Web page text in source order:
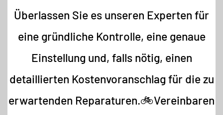
Überlassen Sie es unseren Experten für
eine gründliche Kontrolle, eine genaue
Einstellung und, falls nötig, einen
detaillierten Kostenvoranschlag für die zu
erwartenden Reparaturen.🚲Vereinbaren